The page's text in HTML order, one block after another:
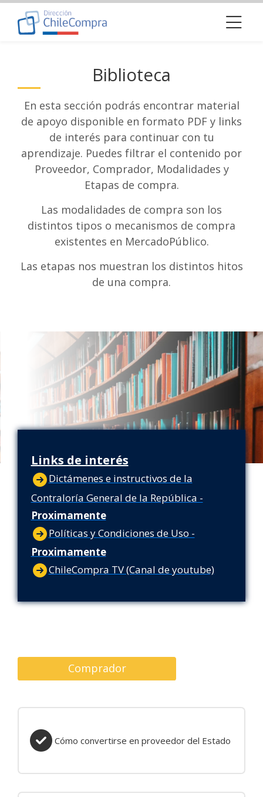
Skip to navigation
Skip to login form
Salta al contenido principal
Skip to footer
Página Principal
Páginas del sitio
Biblioteca Proveedor
Biblioteca
En esta sección podrás encontrar material
de apoyo disponible en formato PDF y links
de interés para continuar con tu
aprendizaje. Puedes filtrar el contenido por
Proveedor, Comprador, Modalidades y
Etapas de compra.
Las modalidades de compra son los
distintos tipos o mecanismos de compra
existentes en MercadoPúblico.
Las etapas nos muestran los distintos hitos
de una compra.
Links de interés
Dictámenes e instructivos de la
Contraloría General de la República -
Proximamente
Políticas y Condiciones de Uso -
Proximamente
ChileCompra TV (Canal de youtube)
Comprador
Cómo convertirse en proveedor del Estado